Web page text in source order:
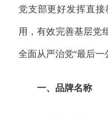
党支部更好发挥直
用，有效完善基层党
全面从严治党“最后一
一、品牌名称